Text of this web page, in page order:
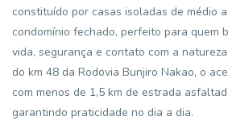
constituído por casas isoladas de médio
condomínio fechado, perfeito para quem
vida, segurança e contato com a
do km 48 da Rodovia Bunjiro Nakao, o
com menos de 1,5 km de estrada
garantindo praticidade no dia a dia.